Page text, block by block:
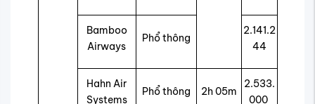
Bamboo
Airways
Phổ thông
2.141.2
44
Hahn Air
Systems
Phổ thông 2h 05m
2.533.
000